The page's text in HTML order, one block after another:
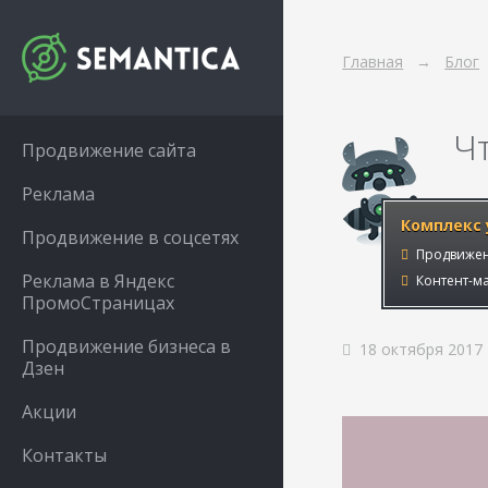
Главная Блог
Комплекс
Контент-
18 октября 2017
Продвижение сайта
Реклама
Продвижение в соцсетях
Реклама в Яндекс
ПромоСтраницах
Продвижение бизнеса в
Дзен
Акции
Контакты